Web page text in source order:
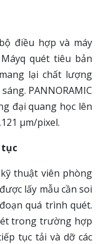
điều hợp và máy
quét tiêu bản
lại chất lượng
PANNORAMIC
đại quang học lên
µm/pixel.
tục
thuật viên phòng
lấy mẫu cần soi
quá trình quét.
trong trường hợp
tục tải và dỡ các